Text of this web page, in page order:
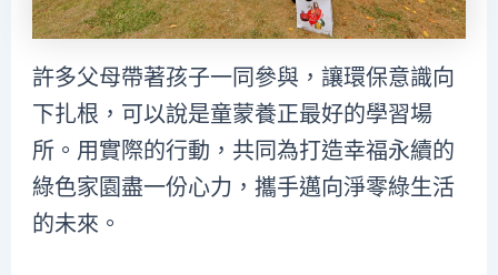
許多父母帶著孩子一同參與，讓環保意識向
下扎根，可以說是童蒙養正最好的學習場
所。用實際的行動，共同為打造幸福永續的
綠色家園盡一份心力，攜手邁向淨零綠生活
的未來。